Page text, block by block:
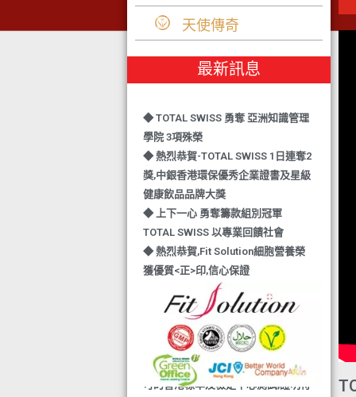
天使傳奇
最新訊息
◆ TOTAL SWISS 勇奪 亞洲知識管理
學院 3項殊榮
◆ 熱烈恭賀-TOTAL SWISS 1日連奪2
獎,中銀香港環保優秀企業證書及星級
健康飲品品牌大獎
◆ 上下一心 勇奪籌款組別冠軍
TOTAL SWISS 以專業回饋社會
◆ 熱烈恭賀,Fit Solution細胞營養榮
獲優質<正>印,信心保證
◆ TOTAL SWISS與DHL及順豐快運,
聯手推出全新送貨服務,把健康快捷又
可靠送給親愛的您
◆ 熱烈恭賀,FIT SOLUTION除獲得嚴
格的國際認證外,更通過香港衛生署認
可的香港標準及檢定中心測試,證明符